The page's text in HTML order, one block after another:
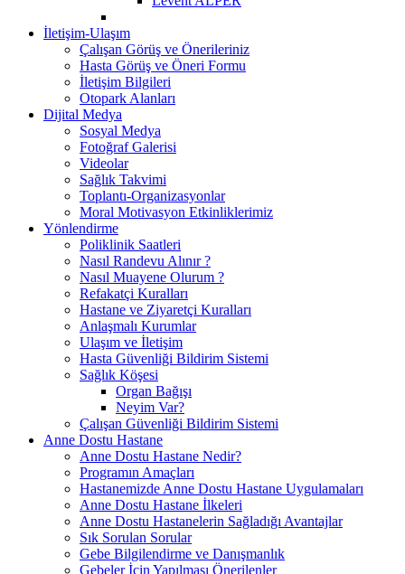
İletişim-Ulaşım
Çalışan Görüş ve Önerileriniz
Hasta Görüş ve Öneri Formu
İletişim Bilgileri
Otopark Alanları
Dijital Medya
Sosyal Medya
Fotoğraf Galerisi
Videolar
Sağlık Takvimi
Toplantı-Organizasyonlar
Moral Motivasyon Etkinliklerimiz
Yönlendirme
Poliklinik Saatleri
Nasıl Randevu Alınır ?
Nasıl Muayene Olurum ?
Refakatçi Kuralları
Hastane ve Ziyaretçi Kuralları
Anlaşmalı Kurumlar
Ulaşım ve İletişim
Hasta Güvenliği Bildirim Sistemi
Sağlık Köşesi
Organ Bağışı
Neyim Var?
Çalışan Güvenliği Bildirim Sistemi
Anne Dostu Hastane
Anne Dostu Hastane Nedir?
Programın Amaçları
Hastanemizde Anne Dostu Hastane Uygulamaları
Anne Dostu Hastane İlkeleri
Anne Dostu Hastanelerin Sağladığı Avantajlar
Sık Sorulan Sorular
Gebe Bilgilendirme ve Danışmanlık
Gebeler İçin Yapılması Önerilenler